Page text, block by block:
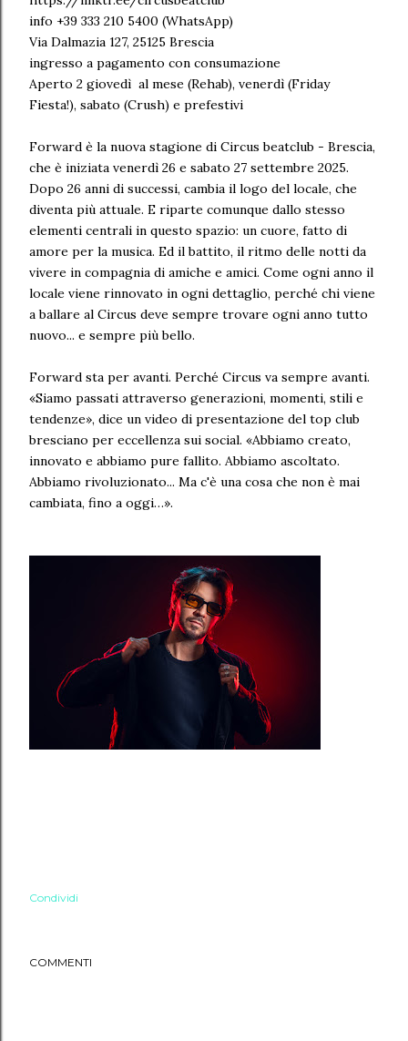
info +39 333 210 5400 (WhatsApp)
Via Dalmazia 127, 25125 Brescia
ingresso a pagamento con consumazione
Aperto 2 giovedì al mese (Rehab), venerdì (Friday
Fiesta!), sabato (Crush) e prefestivi
Forward è la nuova stagione di Circus beatclub - Brescia,
che è iniziata venerdì 26 e sabato 27 settembre 2025.
Dopo 26 anni di successi, cambia il logo del locale, che
diventa più attuale. E riparte comunque dallo stesso
elementi centrali in questo spazio: un cuore, fatto di
amore per la musica. Ed il battito, il ritmo delle notti da
vivere in compagnia di amiche e amici. Come ogni anno il
locale viene rinnovato in ogni dettaglio, perché chi viene
a ballare al Circus deve sempre trovare ogni anno tutto
nuovo... e sempre più bello.
Forward sta per avanti. Perché Circus va sempre avanti.
«Siamo passati attraverso generazioni, momenti, stili e
tendenze», dice un video di presentazione del top club
bresciano per eccellenza sui social. «Abbiamo creato,
innovato e abbiamo pure fallito. Abbiamo ascoltato.
Abbiamo rivoluzionato... Ma c'è una cosa che non è mai
cambiata, fino a oggi…».
Condividi
COMMENTI